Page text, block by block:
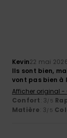
Kevin22 mai
Ils sont bien,
vont pas bien à
Afficher original
Confort: 3/5
Matière: 3/5